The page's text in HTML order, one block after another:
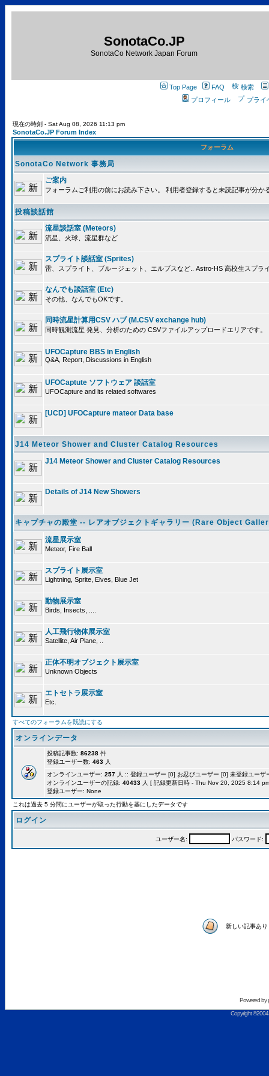
SonotaCo.JP
SonotaCo Network Japan Forum
Top Page FAQ
検索
プロフィール
プライ
現在の時刻 - Sat Aug 08, 2026 11:13 pm
SonotaCo.JP Forum Index
フォーラム
SonotaCo Network 事務局
ご案内
フォーラムご利用の前にお読み下さい。 利用者登録すると未読記事が分か
投稿談話館
流星談話室 (Meteors)
流星、火球、流星群など
スプライト談話室 (Sprites)
雷、スプライト、ブルージェット、エルブスなど.. Astro-HS 高校生スプラ
なんでも談話室 (Etc)
その他、なんでもOKです。
同時流星計算用CSV ハブ (M.CSV exchange hub)
同時観測流星 発見、分析のための CSVファイルアップロードエリアです。
UFOCapture BBS in English
Q&A, Report, Discussions in English
UFOCaptute ソフトウェア 談話室
UFOCapture and its related softwares
[UCD] UFOCapture mateor Data base
J14 Meteor Shower and Cluster Catalog Resources
J14 Meteor Shower and Cluster Catalog Resources
Details of J14 New Showers
キャプチャの殿堂 -- レアオブジェクトギャラリー (Rare Object
流星展示室
Meteor, Fire Ball
スプライト展示室
Lightning, Sprite, Elves, Blue Jet
動物展示室
Birds, Insects, ....
人工飛行物体展示室
Satellite, Air Plane, ..
正体不明オブジェクト展示室
Unknown Objects
エトセトラ展示室
Etc.
すべてのフォーラムを既読にする
オンラインデータ
投稿記事数: 86238 件
登録ユーザー数: 463 人
オンラインユーザー: 257 人 :: 登録ユーザー [0] お忍びユーザー [0] 未登録ユー
オンラインユーザーの記録: 40433 人 [ 記録更新日時 - Thu Nov 20, 2025 8:14
登録ユーザー: None
これは過去 5 分間にユーザーが取った行動を基にしたデータです
ログイン
ユーザー名: パスワード:
新しい記事あり
Powered by
Copyright ©2004